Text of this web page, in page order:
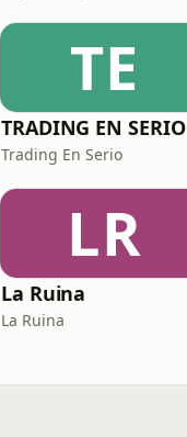
TE
TRADING EN SERIO
Trading En Serio
LR
La Ruina
La Ruina